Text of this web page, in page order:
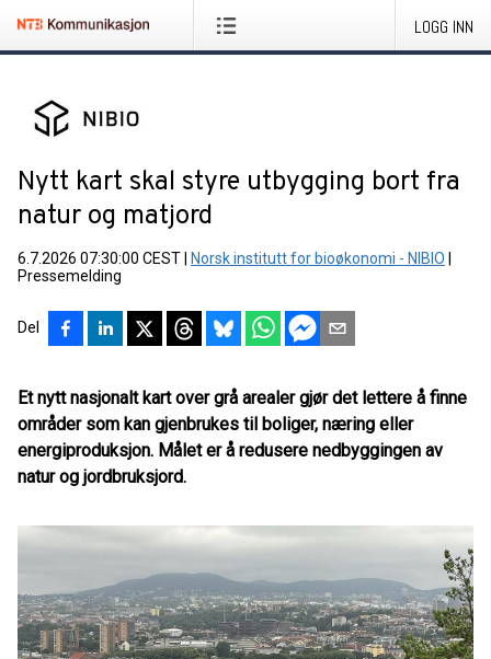
LOGG INN
Nytt kart skal styre utbygging bort fra
natur og matjord
6.7.2026 07:30:00 CEST Norsk institutt for bioøkonomi - NIBIO
Pressemelding
Del
Et nytt nasjonalt kart over grå arealer gjør det lettere å finne
områder som kan gjenbrukes til boliger, næring eller
energiproduksjon. Målet er å redusere nedbyggingen av
natur og jordbruksjord.